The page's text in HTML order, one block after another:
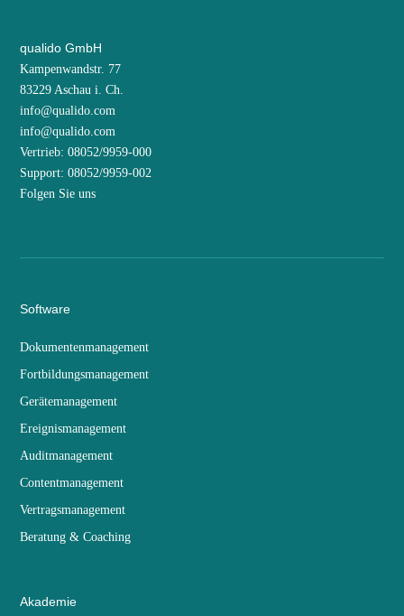
qualido GmbH
Kampenwandstr. 77
83229 Aschau i. Ch.
info@qualido.com
info@qualido.com
Vertrieb: 08052/9959-000
Support: 08052/9959-002
Folgen Sie uns
Software
Dokumentenmanagement
Fortbildungsmanagement
Gerätemanagement
Ereignismanagement
Auditmanagement
Contentmanagement
Vertragsmanagement
Beratung & Coaching
Akademie